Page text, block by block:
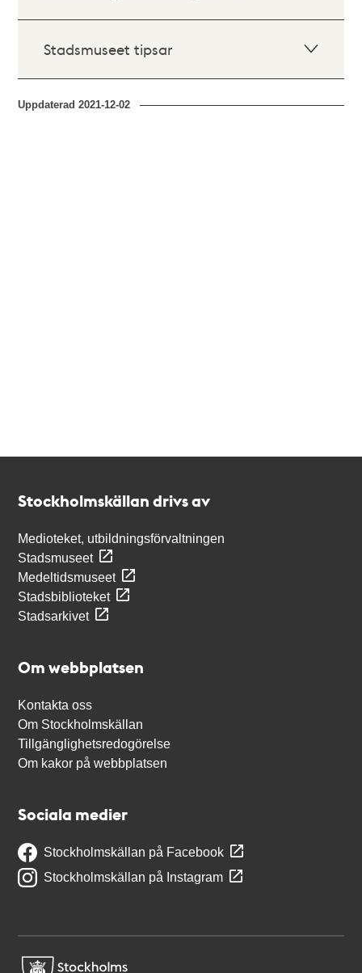
Stadsmuseet tipsar
Uppdaterad2021-12-02
Stockholmskällan drivs av
Medioteket, utbildningsförvaltningen
Stadsmuseet
Medeltidsmuseet
Stadsbiblioteket
Stadsarkivet
Om webbplatsen
Kontakta oss
Om Stockholmskällan
Tillgänglighetsredogörelse
Om kakor på webbplatsen
Sociala medier
Stockholmskällan på Facebook
Stockholmskällan på Instagram